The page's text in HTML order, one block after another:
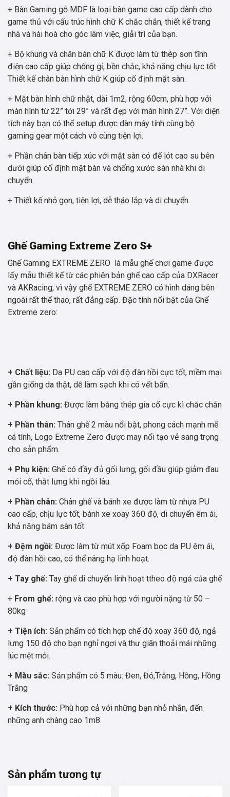
+ Bàn Gaming gỗ MDF là loại bàn game cao cấp dành cho
game thủ với cấu trúc hình chữ K chắc chắn, thiết kế trang
nhã và hài hoà cho góc làm việc, giải trí của bạn.
+ Bộ khung và chân bàn chữ K được làm từ thép sơn tĩnh
điện cao cấp giúp chống gỉ, bền chắc, khả năng chịu lực tốt.
Thiết kế chân bàn hình chữ K giúp cố định mặt sàn.
+ Mặt bàn hình chữ nhật, dài 1m2, rộng 60cm, phù hợp với
màn hình từ 22” tới 29” và rất đẹp với màn hình 27”. Với diện
tích này bạn có thể setup được dàn máy tính cùng bộ
gaming gear một cách vô cùng tiện lợi.
+ Phần chân bàn tiếp xúc với mặt sàn có đế lót cao su bên
dưới giúp cố định mặt bàn và chống xước sàn nhà khi di
chuyển.
+ Thiết kế nhỏ gọn, tiện lợi, dễ tháo lắp và di chuyển.
Ghế Gaming Extreme Zero S+
Ghế Gaming EXTREME ZERO là mẫu ghế chơi game được
lấy mẫu thiết kế từ các phiên bản ghế cao cấp của DXRacer
và AKRacing, vì vậy ghế EXTREME ZERO có hình dáng bên
ngoài rất thể thao, rất đẳng cấp. Đặc tính nổi bật của Ghế
Extreme zero:
+ Chất liệu: Da PU cao cấp với độ đàn hồi cực tốt, mềm mại
gần giống da thật, dễ làm sạch khi có vết bẩn.
+ Phần khung: Được làm bằng thép gia cố cực kì chắc chắn
+ Phần thân: Thân ghế 2 màu nổi bật, phong cách mạnh mẽ
cá tính, Logo Extreme Zero được may nổi tạo vẻ sang trọng
cho sản phẩm.
+ Phụ kiện: Ghế có đầy đủ gối lưng, gối đầu giúp giảm đau
mỏi cổ, thắt lưng khi ngồi lâu.
+ Phần chân: Chân ghế và bánh xe được làm từ nhựa PU
cao cấp, chịu lực tốt, bánh xe xoay 360 độ, di chuyển êm ái,
khả năng bám sàn tốt.
+ Đệm ngồi: Được làm từ mút xốp Foam bọc da PU êm ái,
độ đàn hồi cao, có thể nâng hạ linh hoạt.
+ Tay ghế: Tay ghế di chuyển linh hoạt ttheo độ ngả của ghế
+ From ghế: rộng và cao phù hợp với người nặng từ 50 –
80kg
+ Tiện ích: Sản phẩm có tích hợp chế độ xoay 360 độ, ngả
lưng 150 độ cho bạn nghỉ ngơi và thư giãn thoải mái những
lúc mệt mỏi.
+ Màu sắc: Sản phẩm có 5 màu: Đen, Đỏ,Trắng, Hồng, Hồng
Trắng
+ Kích thước: Phù hợp cả với những bạn nhỏ nhắn, đến
những anh chàng cao 1m8.
Sản phẩm tương tự